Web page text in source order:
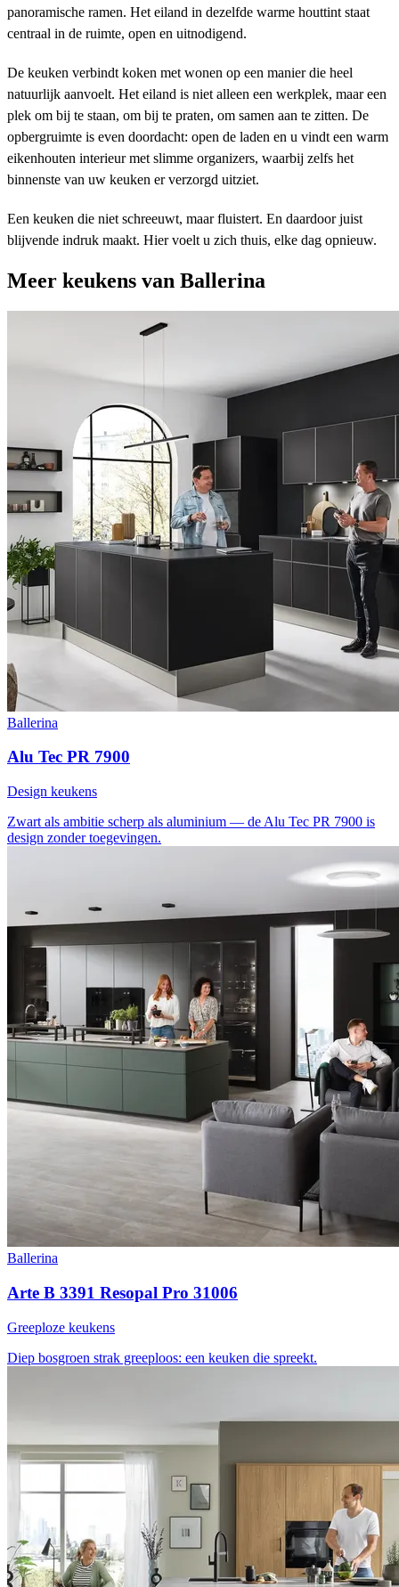
panoramische ramen. Het eiland in dezelfde warme houttint staat
centraal in de ruimte, open en uitnodigend.
De keuken verbindt koken met wonen op een manier die heel
natuurlijk aanvoelt. Het eiland is niet alleen een werkplek, maar een
plek om bij te staan, om bij te praten, om samen aan te zitten. De
opbergruimte is even doordacht: open de laden en u vindt een warm
eikenhouten interieur met slimme organizers, waarbij zelfs het
binnenste van uw keuken er verzorgd uitziet.
Een keuken die niet schreeuwt, maar fluistert. En daardoor juist
blijvende indruk maakt. Hier voelt u zich thuis, elke dag opnieuw.
Meer keukens van Ballerina
Ballerina
Alu Tec PR 7900
Design keukens
Zwart als ambitie scherp als aluminium — de Alu Tec PR 7900 is
design zonder toegevingen.
Ballerina
Arte B 3391 Resopal Pro 31006
Greeploze keukens
Diep bosgroen strak greeploos: een keuken die spreekt.